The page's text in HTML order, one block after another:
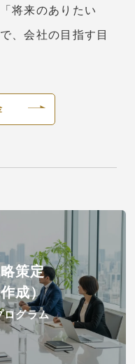
将来のありたい
、会社の目指す目
策定
成）
グラム